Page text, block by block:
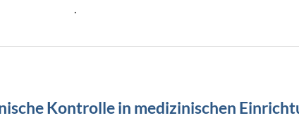
.
Kontrolle in medizinischen